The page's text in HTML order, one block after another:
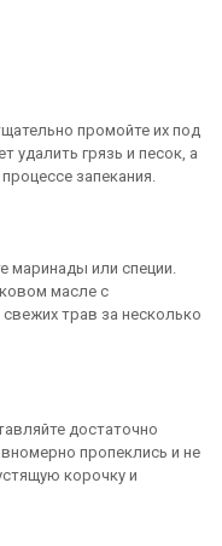
промойте их под
удалить грязь и песок, а
запекания.
маринады или специи.
масле с
трав за несколько
достаточно
пропеклись и не
корочку и